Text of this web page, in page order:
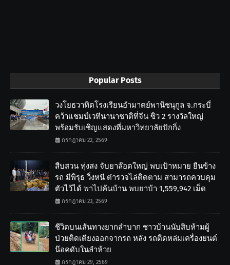
Popular Posts
วงโยธวาทิตโรงเรียนอำมาตย์พานิชนุกูล จ.กระบี่
คว้าแชมป์เวทีนานาชาติที่จีน ซิว 2 รางวัลใหญ่
พร้อมรับเชิญแสดงที่มหาวิทยาลัยปักกิ่ง
กรกฎาคม 22, 2569
สืบสวน ทุ่งสง จับยาล๊อตใหญ่ พบเป้าหมาย ยืนข้าง
รถ มีพิรุธ วิ่งหนี ตำรวจไล่ติดตาม สามารถควบคุม
ตัวไว้ได้ พาไปค้นบ้าน พบยาบ้า 1,559,942 เม็ด
กรกฎาคม 23, 2569
ชีวิตบนเส้นทางยากลำบาก ชาวบ้านนับสิบห้ามผู้
ป่วยติดเตียงออกจากรถ หลัง รถติดหล่มเครื่องยนต์
น๊อคดับในลำห้วย
กรกฎาคม 29, 2569